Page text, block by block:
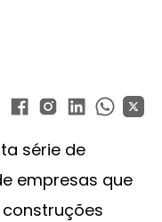
série de
empresas que